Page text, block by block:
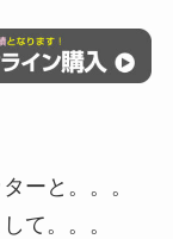
ーと。。。
て。。。